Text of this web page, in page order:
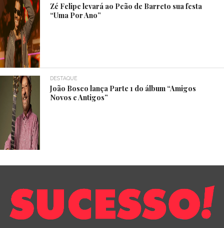
Zé Felipe levará ao Peão de Barreto sua festa
“Uma Por Ano”
DESTAQUE
João Bosco lança Parte 1 do álbum “Amigos
Novos e Antigos”